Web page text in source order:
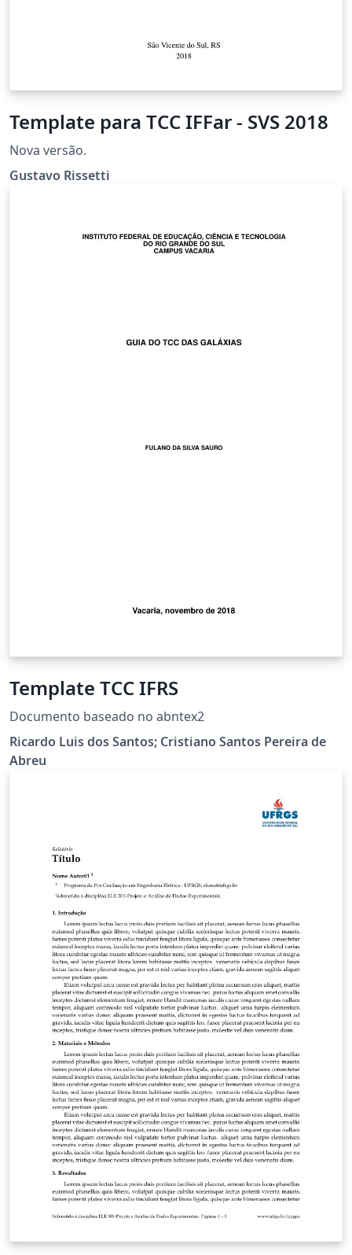
Template para TCC IFFar - SVS 2018
Nova versão.
Gustavo Rissetti
Template TCC IFRS
Documento baseado no abntex2
Ricardo Luis dos Santos; Cristiano Santos Pereira de
Abreu